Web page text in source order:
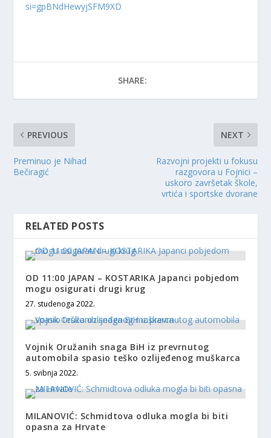
si=gpBNdHewyjSFM9XD
SHARE:
PREVIOUS
Preminuo je Nihad
Bečiragić
NEXT
Razvojni projekti u fokusu
razgovora u Fojnici –
uskoro završetak škole,
vrtića i sportske dvorane
RELATED POSTS
OD 11:00 JAPAN – KOSTARIKA Japanci pobjedom
mogu osigurati drugi krug
27. studenoga 2022.
Vojnik Oružanih snaga BiH iz prevrnutog
automobila spasio teško ozlijeđenog muškarca
5. svibnja 2022.
MILANOVIĆ: Schmidtova odluka mogla bi biti
opasna za Hrvate